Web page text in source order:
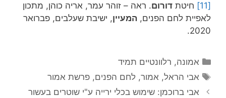
[11] חיטת דורום. ראה – זוהר עמר, אריה כוהן, מתכון
לאפיית לחם הפנים, המעיין, ישיבת שעלבים, פברואר
2020.
קטגוריות
אמונה, רלוונטיים תמיד
תגיות
אבי הראל, אמור, לחם הפנים,פרשת אמור
אבי ברוכמן: שימוש בכלי ירייה ע"י שוטרים בעשור